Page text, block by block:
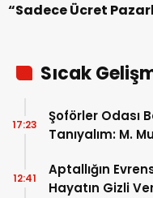
“Sadece Ücret
Sıcak
Şoförler Odası
Tanıyalım: M.
17:23
Aptallığın
Hayatın Gizli
12:41